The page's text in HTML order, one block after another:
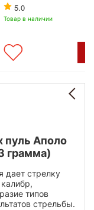
5.0
Товар в наличии
пуль Аполо
грамма)
дает стрелку
типов
стрельбы.